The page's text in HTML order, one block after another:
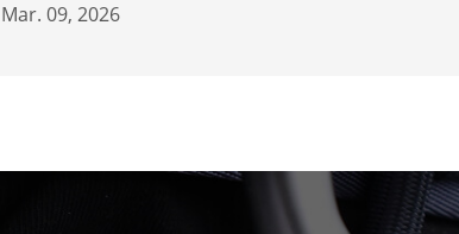
Mar. 09, 2026